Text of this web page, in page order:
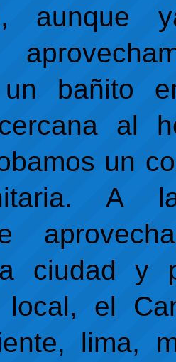
aunque
un bañito
al
un
A
ciudad y
local, el
lima,